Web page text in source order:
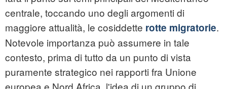
centrale, toccando uno degli argomenti di
maggiore attualità, le cosiddette rotte migratorie.
Notevole importanza può assumere in tale
contesto, prima di tutto da un punto di vista
puramente strategico nei rapporti fra Unione